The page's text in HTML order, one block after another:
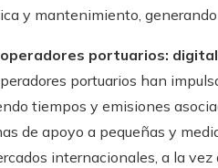
y mantenimiento,
portuarios:
portuarios han
tiempos y emisiones
de apoyo a pequeñas y
internacionales, a la